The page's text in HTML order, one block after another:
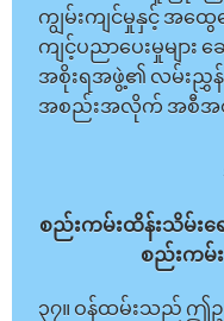
ကျွမ်းကျင်မှုနှင့် အထွ
ကျင့်ပညာပေးမှုများ
အစိုးရအဖွဲ့၏ လမ်းညွှန်
အစည်းအလိုက် အစီအစဉ်
စည်းကမ်းထိန်းသိမ်းရ
စည်းကမ်း
၃၇။ ဝန်ထမ်းသည် ဤဥ